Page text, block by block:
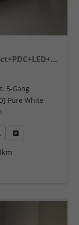
1.0 MPI Sitzheizung+AppConnect+PDC+LED+Touch+Lichtsensor+MultiLenkrad
5-Gang
Pure White